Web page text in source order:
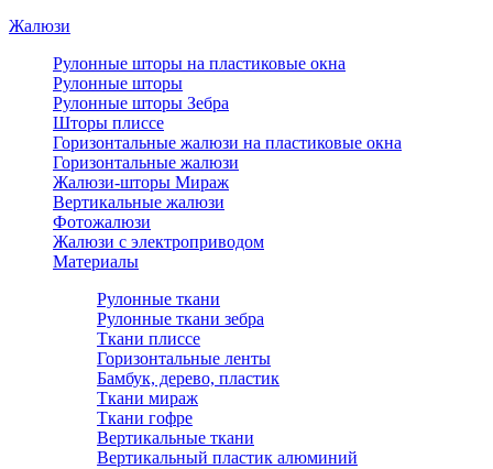
Жалюзи
Рулонные шторы на пластиковые окна
Рулонные шторы
Рулонные шторы Зебра
Шторы плиссе
Горизонтальные жалюзи на пластиковые окна
Горизонтальные жалюзи
Жалюзи-шторы Мираж
Вертикальные жалюзи
Фотожалюзи
Жалюзи с электроприводом
Материалы
Рулонные ткани
Рулонные ткани зебра
Ткани плиссе
Горизонтальные ленты
Бамбук, дерево, пластик
Ткани мираж
Ткани гофре
Вертикальные ткани
Вертикальный пластик алюминий